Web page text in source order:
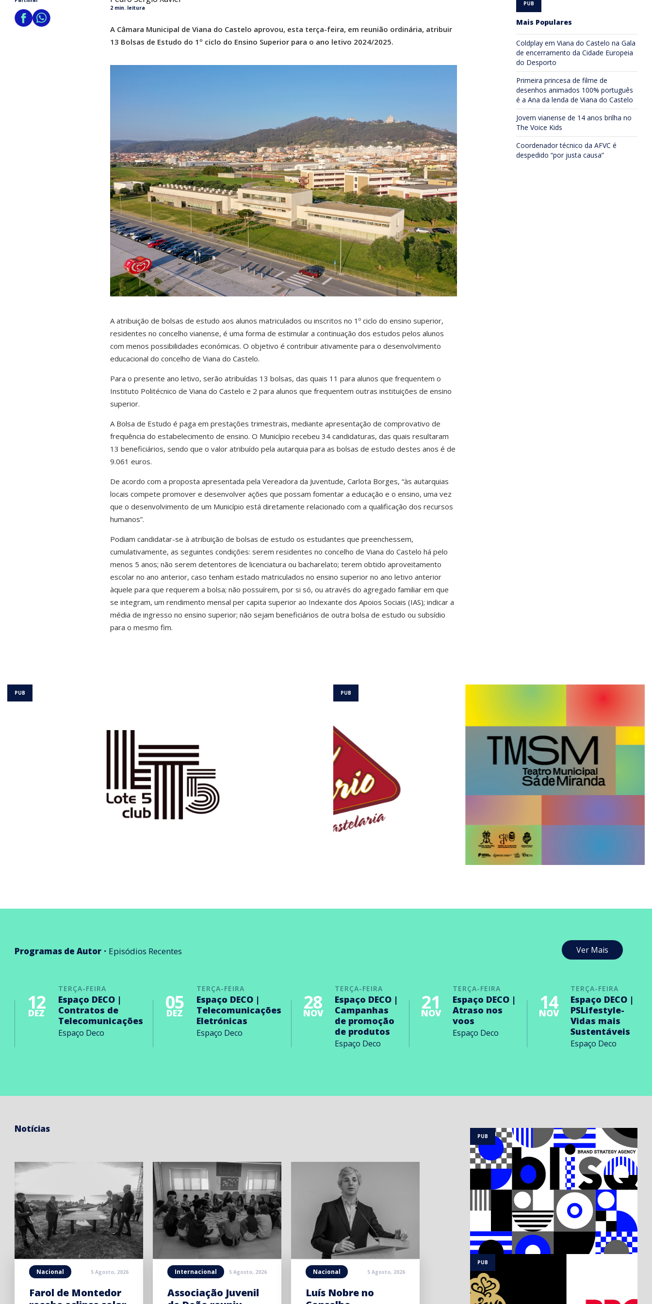
2 min. leitura
A Câmara Municipal de Viana do Castelo aprovou, esta terça-feira, em reunião ordinária, atribuir
13 Bolsas de Estudo do 1º ciclo do Ensino Superior para o ano letivo 2024/2025.
A atribuição de bolsas de estudo aos alunos matriculados ou inscritos no 1º ciclo do ensino superior,
residentes no concelho vianense, é uma forma de estimular a continuação dos estudos pelos alunos
com menos possibilidades económicas. O objetivo é contribuir ativamente para o desenvolvimento
educacional do concelho de Viana do Castelo.
Para o presente ano letivo, serão atribuídas 13 bolsas, das quais 11 para alunos que frequentem o
Instituto Politécnico de Viana do Castelo e 2 para alunos que frequentem outras instituições de ensino
superior.
A Bolsa de Estudo é paga em prestações trimestrais, mediante apresentação de comprovativo de
frequência do estabelecimento de ensino. O Município recebeu 34 candidaturas, das quais resultaram
13 beneficiários, sendo que o valor atribuído pela autarquia para as bolsas de estudo destes anos é de
9.061 euros.
De acordo com a proposta apresentada pela Vereadora da Juventude, Carlota Borges, “às autarquias
locais compete promover e desenvolver ações que possam fomentar a educação e o ensino, uma vez
que o desenvolvimento de um Município está diretamente relacionado com a qualificação dos recursos
humanos”.
Podiam candidatar-se à atribuição de bolsas de estudo os estudantes que preenchessem,
cumulativamente, as seguintes condições: serem residentes no concelho de Viana do Castelo há pelo
menos 5 anos; não serem detentores de licenciatura ou bacharelato; terem obtido aproveitamento
escolar no ano anterior, caso tenham estado matriculados no ensino superior no ano letivo anterior
àquele para que requerem a bolsa; não possuírem, por si só, ou através do agregado familiar em que
se integram, um rendimento mensal per capita superior ao Indexante dos Apoios Sociais (IAS); indicar a
média de ingresso no ensino superior; não sejam beneficiários de outra bolsa de estudo ou subsídio
para o mesmo fim.
Mais Populares
Coldplay em Viana do Castelo na Gala
de encerramento da Cidade Europeia
do Desporto
Primeira princesa de filme de
desenhos animados 100% português
é a Ana da lenda de Viana do Castelo
Jovem vianense de 14 anos brilha no
The Voice Kids
Coordenador técnico da AFVC é
despedido “por justa causa”
Programas de Autor Episódios Recentes Ver Mais
TERÇA-FEIRA
12
DEZ
Espaço DECO |
Contratos de
Telecomunicações
Espaço Deco
TERÇA-FEIRA
05
DEZ
Espaço DECO |
Telecomunicações
Eletrónicas
Espaço Deco
TERÇA-FEIRA
28
NOV
Espaço DECO |
Campanhas
de promoção
de produtos
Espaço Deco
TERÇA-FEIRA
21
NOV
Espaço DECO |
Atraso nos
voos
Espaço Deco
TERÇA-FEIRA
14
NOV
Espaço DECO |
PSLifestyle-
Vidas mais
Sustentáveis
Espaço Deco
Notícias
Nacional 5 Agosto, 2026
Farol de Montedor
Internacional 5 Agosto, 2026
Associação Juvenil
Nacional 5 Agosto, 2026
Luís Nobre no